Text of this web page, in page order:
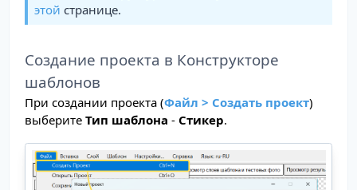
этой странице.
Создание проекта в Конструкторе
шаблонов
При создании проекта (Файл > Создать проект)
выберите Тип шаблона - Стикер.